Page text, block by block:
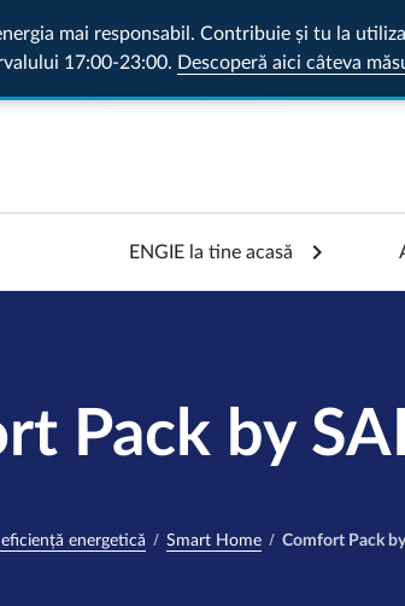
mai responsabil. Contribuie și tu la
17:00-23:00. Descoperă aici câteva
ENGIE la tine acasă
Pack by
energetică Smart Home Comfort Pack